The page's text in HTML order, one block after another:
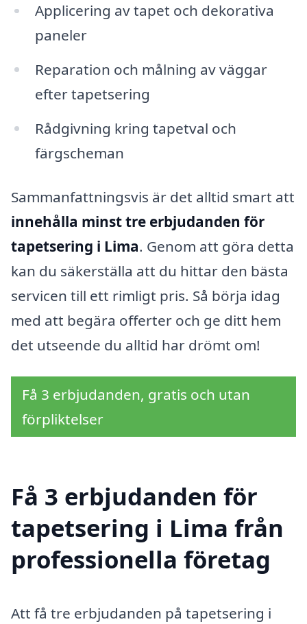
Applicering av tapet och dekorativa
paneler
Reparation och målning av väggar
efter tapetsering
Rådgivning kring tapetval och
färgscheman
Sammanfattningsvis är det alltid smart att
innehålla minst tre erbjudanden för
tapetsering i Lima. Genom att göra detta
kan du säkerställa att du hittar den bästa
servicen till ett rimligt pris. Så börja idag
med att begära offerter och ge ditt hem
det utseende du alltid har drömt om!
Få 3 erbjudanden, gratis och utan
förpliktelser
Få 3 erbjudanden för
tapetsering i Lima från
professionella företag
Att få tre erbjudanden på tapetsering i